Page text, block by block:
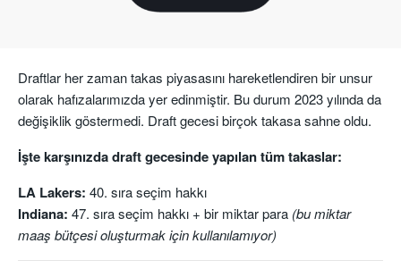
Draftlar her zaman takas piyasasını hareketlendiren bir unsur
olarak hafızalarımızda yer edinmiştir. Bu durum 2023 yılında da
değişiklik göstermedi. Draft gecesi birçok takasa sahne oldu.
İşte karşınızda draft gecesinde yapılan tüm takaslar:
LA Lakers: 40. sıra seçim hakkı
Indiana: 47. sıra seçim hakkı + bir miktar para (bu miktar
maaş bütçesi oluşturmak için kullanılamıyor)